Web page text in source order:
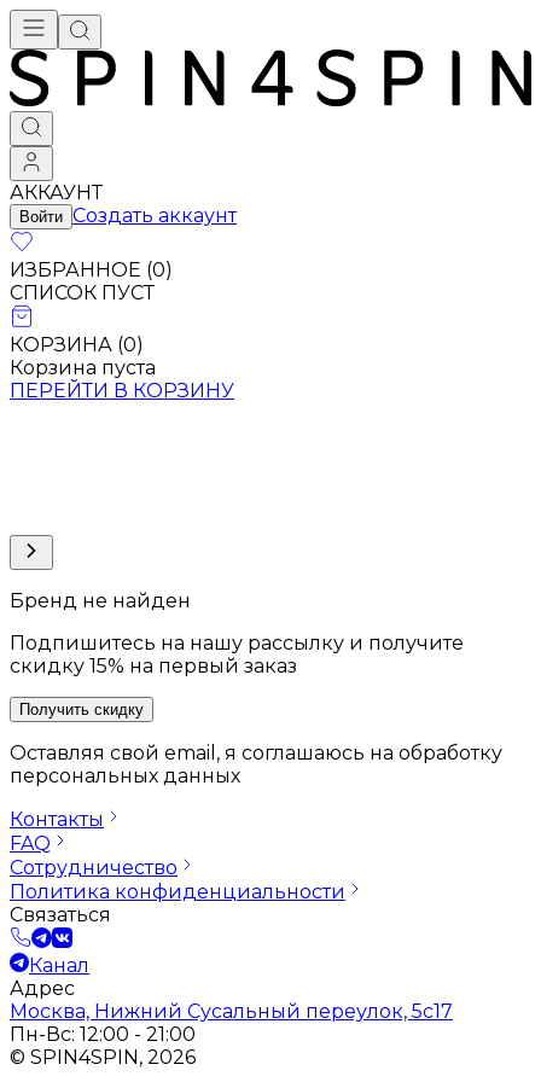
АККАУНТ
Войти Создать аккаунт
ИЗБРАННОЕ (0)
СПИСОК ПУСТ
КОРЗИНА (0)
Корзина пуста
ПЕРЕЙТИ В КОРЗИНУ
Бренд не найден
Подпишитесь на нашу рассылку и получите
скидку 15% на первый заказ
Получить скидку
Оставляя свой email, я соглашаюсь на обработку
персональных данных
Контакты
FAQ
Сотрудничество
Политика конфиденциальности
Связаться
Канал
Адрес
Москва, Нижний Сусальный переулок, 5с17
Пн-Вс: 12:00 - 21:00
© SPIN4SPIN, 2026
Брендовая одежда - купить в Москве